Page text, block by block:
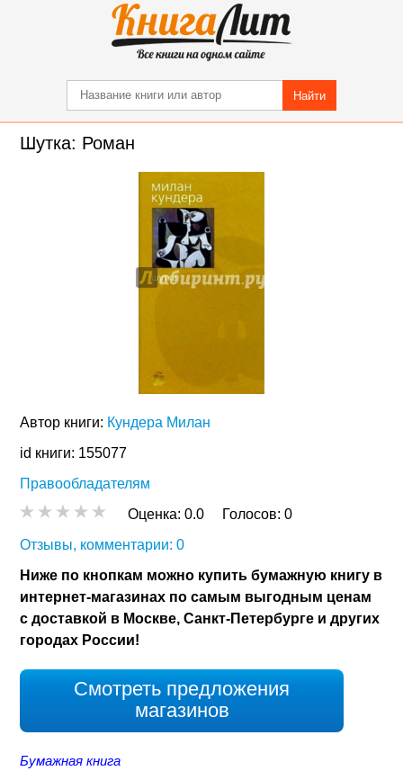
Найти
Шутка: Роман
Автор книги: Кундера Милан
id книги: 155077
Правообладателям
Оценка:0.0 Голосов:0
Отзывы, комментарии: 0
Ниже по кнопкам можно купить бумажную книгу в
интернет-магазинах по самым выгодным ценам
с доставкой в Москве, Санкт-Петербурге и других
городах России!
Смотреть предложения
магазинов
Бумажная книга